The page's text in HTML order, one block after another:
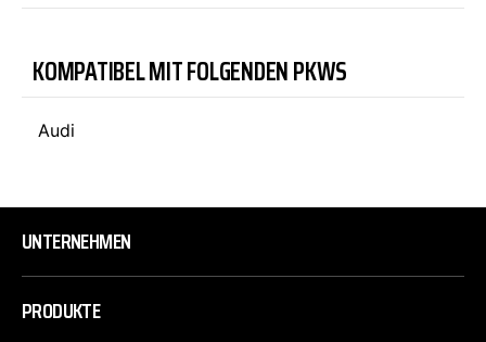
KOMPATIBEL MIT FOLGENDEN PKWS
Audi
UNTERNEHMEN
PRODUKTE